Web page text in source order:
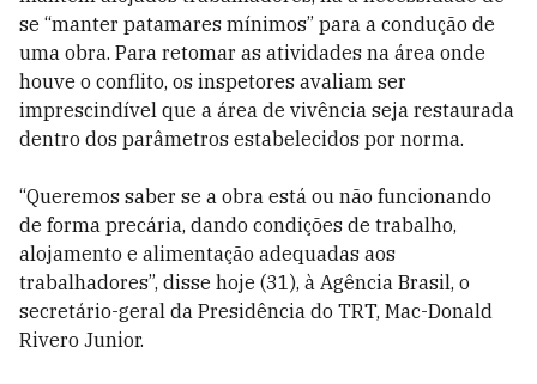
se “manter patamares mínimos” para a condução de
uma obra. Para retomar as atividades na área onde
houve o conflito, os inspetores avaliam ser
imprescindível que a área de vivência seja restaurada
dentro dos parâmetros estabelecidos por norma.
“Queremos saber se a obra está ou não funcionando
de forma precária, dando condições de trabalho,
alojamento e alimentação adequadas aos
trabalhadores”, disse hoje (31), à Agência Brasil, o
secretário-geral da Presidência do TRT, Mac-Donald
Rivero Junior.